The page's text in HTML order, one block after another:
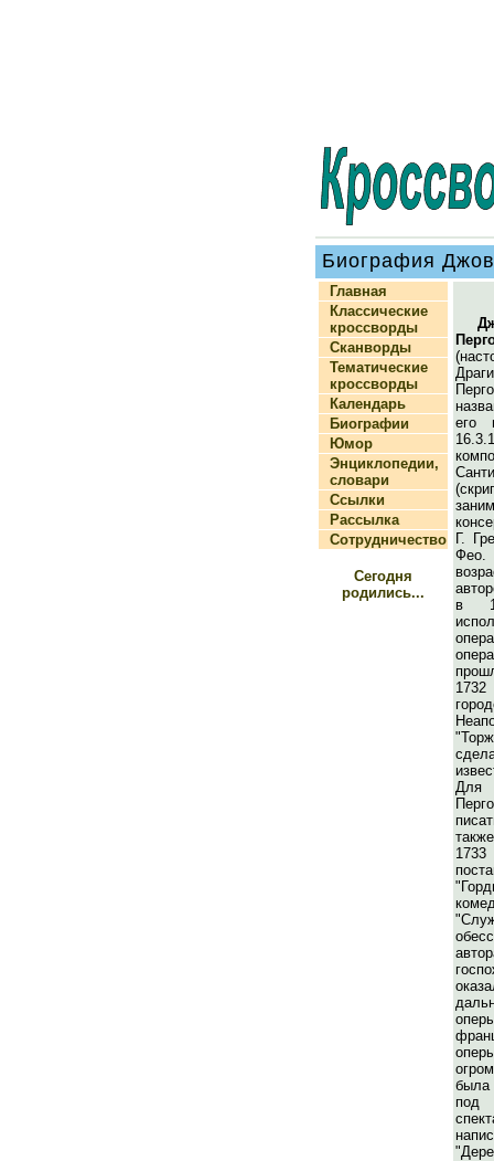
Биография
Главная
Классические
кроссворды
Сканворды
Тематические
кроссворды
Календарь
Биографии
Юмор
Энциклопедии,
словари
Ссылки
Рассылка
Сотрудничество
Сегодня
родились...
его
Г.
в
была
под